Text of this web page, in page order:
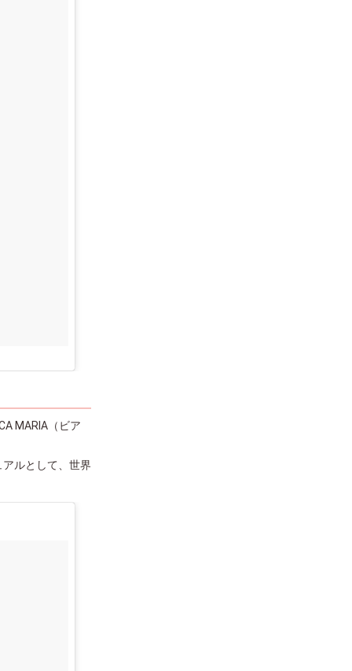
MARIA（ビア
ルとして、世界